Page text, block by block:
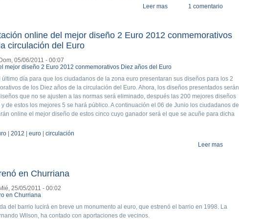
Leer mas about Vota por los 5 mejores
1 comentario
online del mejor diseño 2 Euro 2012 conmemorativos
circulación del Euro
05/06/2011 - 00:07
último día para que los ciudadanos de la zona euro presentaran sus diseños para los 2
de los Diez años de la circulación del Euro. Ahora, los diseños presentados serán
que no se ajusten a las normas será eliminado, después las 200 mejores diseños
de estos los mejores 5 se hará público. A continuación el 06 de Junio los ciudadanos de
online el mejor diseño de estos cinco cuyo ganador será el que se acuñe para dicha
2012 euro circulación
Leer mas
en Churriana
25/05/2011 - 00:02
del barrio lucirá en breve un monumento al euro, que estrenó el barrio en 1998. La
Wilson, ha contado con aportaciones de vecinos.